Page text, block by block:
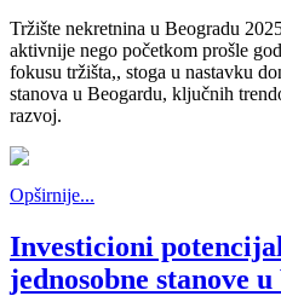
Tržište nekretnina u Beogradu
aktivnije nego početkom prošle
fokusu tržišta,, stoga u nastavku
stanova u Beogardu, ključnih
razvoj.
Opširnije...
Investicioni
jednosobne stanove